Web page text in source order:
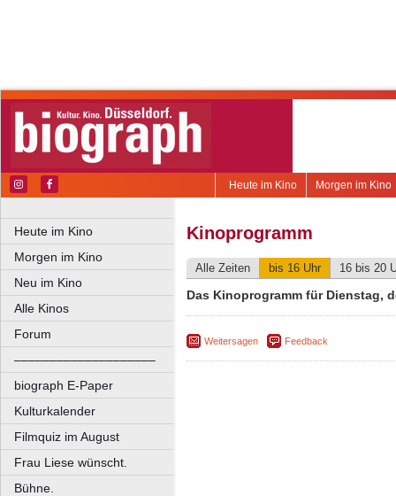
Morgen im Kino
Heute im Kino
Heute im Kino
Morgen im Kino
Neu im Kino
Alle Kinos
Forum
––––––––––––––––––––
biograph E-Paper
Kulturkalender
Filmquiz im August
Frau Liese wünscht.
Bühne.
Kinoprogramm
Alle Zeiten bis 16 Uhr 16 bis 20
Das Kinoprogramm für Dienstag,
Weitersagen Feedback